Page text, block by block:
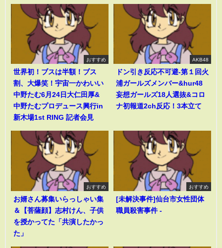
おすすめ
世界初！ブスは半額！ブス
割、大爆笑！宇宙一かわいい
中野たむ6月24日大仁田厚&
中野たむプロデュース興行in
新木場1st RING 記者会見
AKB48
ドン引き反応不可避-第１回火
浦ガールズメンバー&hur48
妄想ガールズ18人選抜&コロ
ナ初報道2ch反応！3本立て
おすすめ
お婿さん募集いらっしゃい集
＆【菩薩顔】志村けん、子供
を授かってた「共演したかっ
た」
おすすめ
[未解決事件]仙台市女性団体
職員殺害事件 -